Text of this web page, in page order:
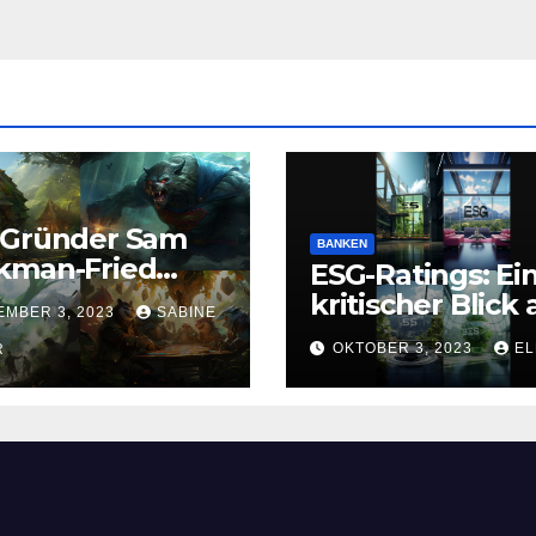
Sam
Fried
Betrugs,
und
3, 2023 SABINE
BANKEN
ESG-Ratings:
kritischer Blick
ein lukratives
Geschäftsfeld
OKTOBER 3, 2023